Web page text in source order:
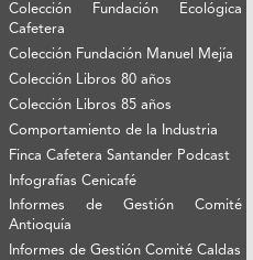
Colección Fundación Ecológica
Cafetera
Colección Fundación Manuel Mejía
Colección Libros 80 años
Colección Libros 85 años
Comportamiento de la Industria
Finca Cafetera Santander Podcast
Infografías Cenicafé
Informes de Gestión Comité
Antioquía
Informes de Gestión Comité Caldas